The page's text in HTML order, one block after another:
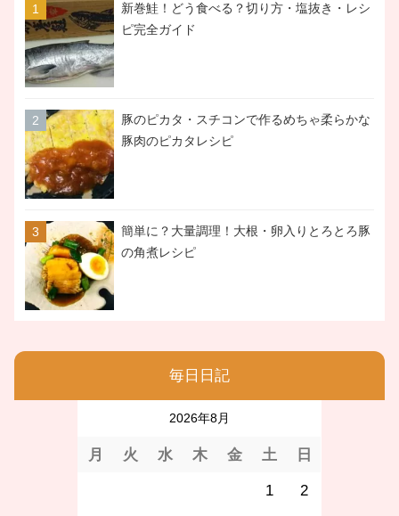
新巻鮭！どう食べる？切り方・塩抜き・レシ
ピ完全ガイド
豚のピカタ・スチコンで作るめちゃ柔らかな
豚肉のピカタレシピ
簡単に？大量調理！大根・卵入りとろとろ豚
の角煮レシピ
毎日日記
2026年8月
月 火 水 木 金 土 日
1 2